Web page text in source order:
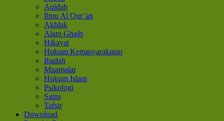
Aqidah
Ilmu Al Qur’an
Akhlak
Alam Ghaib
Hikayat
Hukum Kemasyarakatan
Ibadah
Muamalat
Hukum Islam
Psikologi
Sains
Tafsir
Download